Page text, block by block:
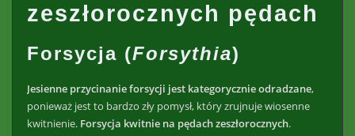
zeszłorocznych pędach
Forsycja (Forsythia)
Jesienne przycinanie forsycji jest kategorycznie odradzane,
ponieważ jest to bardzo zły pomysł, który zrujnuje wiosenne
kwitnienie. Forsycja kwitnie na pędach zeszłorocznych.